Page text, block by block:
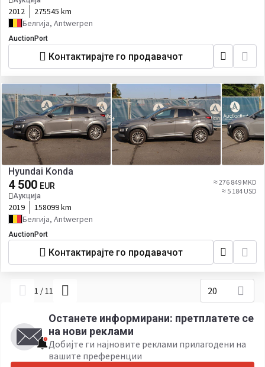
2012
275545 km
Белгија, Antwerpen
AuctionPort
Контактирајте го продавачот
Hyundai Konda
4 500 EUR
Аукција
≈ 276 849 MKD
≈ 5 184 USD
2019
158099 km
Белгија, Antwerpen
AuctionPort
Контактирајте го продавачот
1 /11 20
Останете информирани: претплатете се
на нови реклами
Добијте ги најновите реклами прилагодени на
вашите преференции